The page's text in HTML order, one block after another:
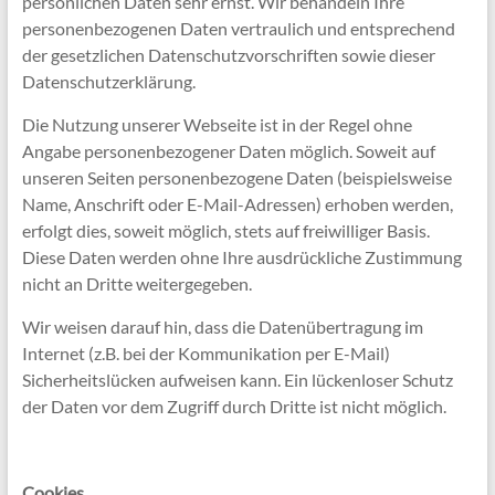
personenbezogenen Daten vertraulich und entsprechend
der gesetzlichen Datenschutzvorschriften sowie dieser
Datenschutzerklärung.
Die Nutzung unserer Webseite ist in der Regel ohne
Angabe personenbezogener Daten möglich. Soweit auf
unseren Seiten personenbezogene Daten (beispielsweise
Name, Anschrift oder E-Mail-Adressen) erhoben werden,
erfolgt dies, soweit möglich, stets auf freiwilliger Basis.
Diese Daten werden ohne Ihre ausdrückliche Zustimmung
nicht an Dritte weitergegeben.
Wir weisen darauf hin, dass die Datenübertragung im
Internet (z.B. bei der Kommunikation per E-Mail)
Sicherheitslücken aufweisen kann. Ein lückenloser Schutz
der Daten vor dem Zugriff durch Dritte ist nicht möglich.